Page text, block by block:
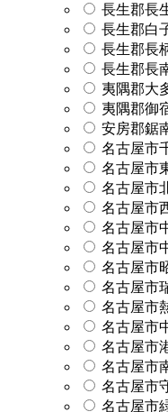
長生郡長
長生郡白
長生郡長
長生郡長
夷隅郡大
夷隅郡御
安房郡鋸
名古屋市
名古屋市
名古屋市
名古屋市
名古屋市
名古屋市
名古屋市
名古屋市
名古屋市
名古屋市
名古屋市
名古屋市
名古屋市
名古屋市